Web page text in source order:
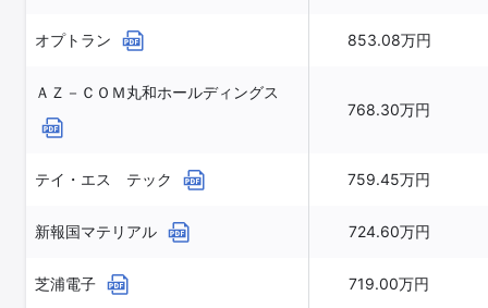
オプトラン 853.08万円
ＡＺ－ＣＯＭ丸和ホールディングス
768.30万円
テイ・エス テック 759.45万円
新報国マテリアル 724.60万円
芝浦電子 719.00万円